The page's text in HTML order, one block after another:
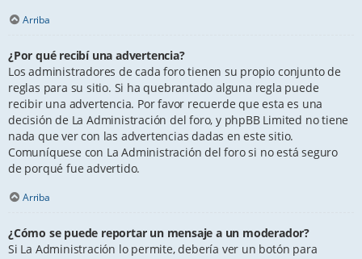
Arriba
¿Por qué recibí una advertencia?
Los administradores de cada foro tienen su propio conjunto de
reglas para su sitio. Si ha quebrantado alguna regla puede
recibir una advertencia. Por favor recuerde que esta es una
decisión de La Administración del foro, y phpBB Limited no tiene
nada que ver con las advertencias dadas en este sitio.
Comuníquese con La Administración del foro si no está seguro
de porqué fue advertido.
Arriba
¿Cómo se puede reportar un mensaje a un moderador?
Si La Administración lo permite, debería ver un botón para